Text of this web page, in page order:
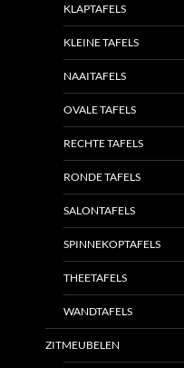
KLAPTAFELS
KLEINE TAFELS
NAAITAFELS
OVALE TAFELS
RECHTE TAFELS
RONDE TAFELS
SALONTAFELS
SPINNEKOPTAFELS
THEETAFELS
WANDTAFELS
ZITMEUBELEN